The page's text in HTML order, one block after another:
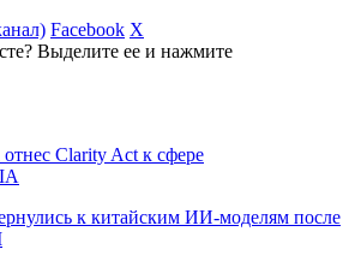
Facebook X
Выделите ее и нажмите
Clarity Act к сфере
к китайским ИИ-моделям после